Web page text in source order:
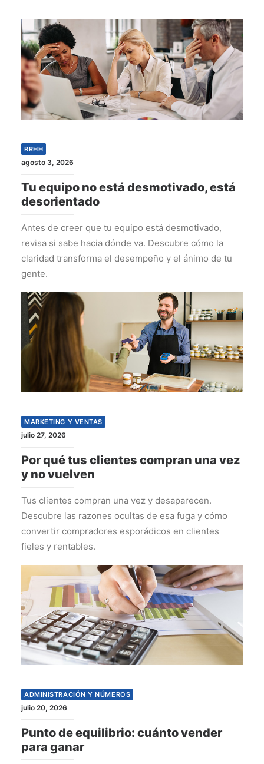
RRHH
agosto 3, 2026
Tu equipo no está desmotivado, está
desorientado
Antes de creer que tu equipo está desmotivado,
revisa si sabe hacia dónde va. Descubre cómo la
claridad transforma el desempeño y el ánimo de tu
gente.
MARKETING Y VENTAS
julio 27, 2026
Por qué tus clientes compran una vez
y no vuelven
Tus clientes compran una vez y desaparecen.
Descubre las razones ocultas de esa fuga y cómo
convertir compradores esporádicos en clientes
fieles y rentables.
ADMINISTRACIÓN Y NÚMEROS
julio 20, 2026
Punto de equilibrio: cuánto vender
para ganar